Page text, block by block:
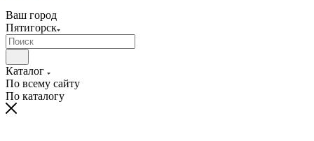
Ваш город
Пятигорск
Каталог
По всему сайту
По каталогу